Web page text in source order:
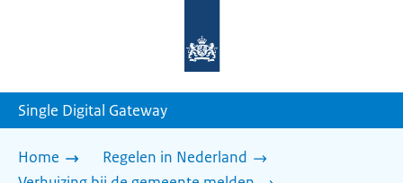
homepage
Single Digital Gateway
Home
Regelen in Nederland